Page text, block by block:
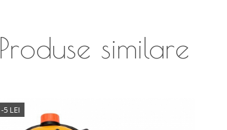
Produse similare
-5 LEI